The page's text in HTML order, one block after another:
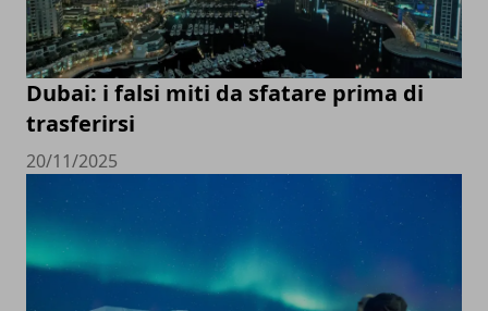
Dubai: i falsi miti da sfatare prima di
trasferirsi
20/11/2025